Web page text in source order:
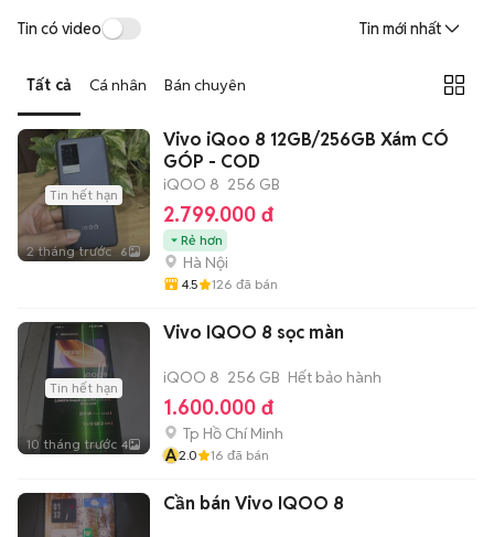
Dễ dàng thương lượng: Quá trình mua bán diễn ra trực tiếp, cho phép
hai bên trao đổi giá cả linh hoạt và có thể chốt giao dịch ngay trong
Tin có video Tin mới nhất
Tất cả Cá nhân Bán chuyên
Tin hết hạn
2 tháng trước 6
Vivo iQoo 8 12GB/256GB Xám CÓ
GÓP - COD
iQOO 8 256 GB
2.799.000 đ
Rẻ hơn
Hà Nội
4.5 126 đã bán
Tin hết hạn
10 tháng trước 4
Vivo IQOO 8 sọc màn
iQOO 8 256 GB Hết bảo hành
1.600.000 đ
Tp Hồ Chí Minh
A2.0 16 đã bán
Cần bán Vivo IQOO 8